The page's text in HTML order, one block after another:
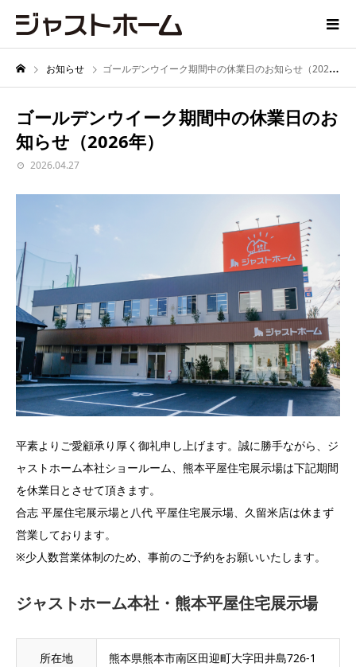
お知らせ ゴールデンウイーク期間中の休業日のお知らせ（2026年）
ゴールデンウイーク期間中の休業日のお
知らせ（2026年）
2026.04.27
平素よりご愛顧承り厚く御礼申し上げます。誠に勝手ながら、ジ
ャストホーム本社ショールーム、熊本平屋住宅展示場は下記期間
を休業日とさせて頂きます。
合志 平屋住宅展示場と八代 平屋住宅展示場、久留米店は休まず
営業しております。
※少人数営業体制のため、事前のご予約をお願いいたします。
ジャストホーム本社・熊本平屋住宅展示場
所在地 熊本県熊本市南区田迎町大字田井島726-1